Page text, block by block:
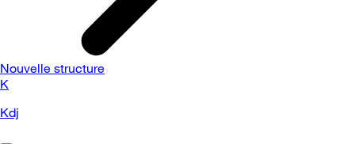
Nouvelle structure
K
Kdj